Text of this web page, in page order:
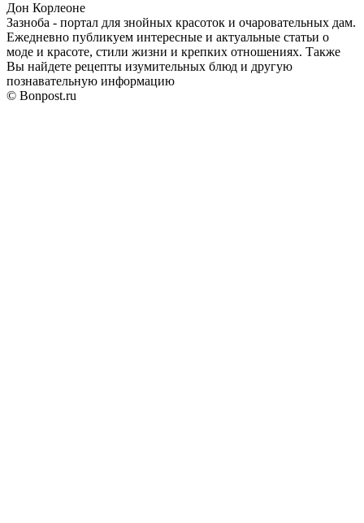
Дон Корлеоне
Зазноба - портал для знойных красоток и очаровательных дам.
Ежедневно публикуем интересные и актуальные статьи о
моде и красоте, стили жизни и крепких отношениях. Также
Вы найдете рецепты изумительных блюд и другую
познавательную информацию
© Bonpost.ru